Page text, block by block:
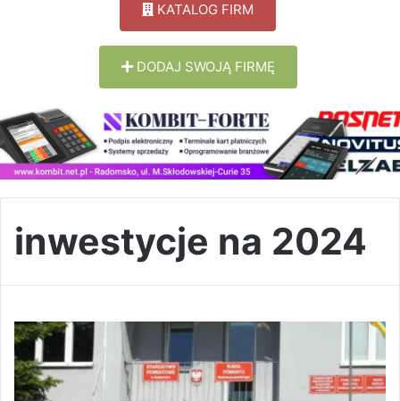
KATALOG FIRM
DODAJ SWOJĄ FIRMĘ
inwestycje na 2024